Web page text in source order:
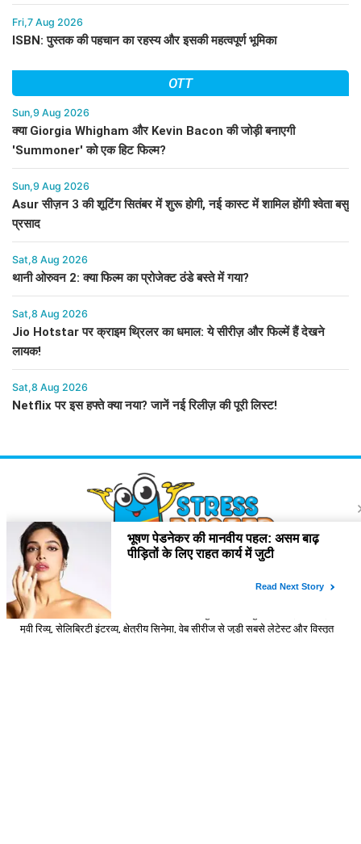
Fri,7 Aug 2026
ISBN: पुस्तक की पहचान का रहस्य और इसकी महत्वपूर्ण भूमिका
OTT
Sun,9 Aug 2026
क्या Giorgia Whigham और Kevin Bacon की जोड़ी बनाएगी
'Summoner' को एक हिट फिल्म?
Sun,9 Aug 2026
Asur सीज़न 3 की शूटिंग सितंबर में शुरू होगी, नई कास्ट में शामिल होंगी श्वेता बसु
प्रसाद
Sat,8 Aug 2026
थानी ओरुवन 2: क्या फिल्म का प्रोजेक्ट ठंडे बस्ते में गया?
Sat,8 Aug 2026
Jio Hotstar पर क्राइम थ्रिलर का धमाल: ये सीरीज़ और फिल्में हैं देखने
लायक!
Sat,8 Aug 2026
Netflix पर इस हफ्ते क्या नया? जानें नई रिलीज़ की पूरी लिस्ट!
About Us
Stressbusterlive.com पर आपको मिलेंगी बॉलीवुड और हॉलीवुड समाचार, टीवी शो,
मूवी रिव्यु, सेलिब्रिटी इंटरव्यू, क्षेत्रीय सिनेमा, वेब सीरीज से जुड़ी सबसे लेटेस्ट और विस्तृत